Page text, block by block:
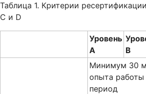
Таблица 1. Критерии
C и D
Уровень
A
B
Минимум 30
опыта работы
период